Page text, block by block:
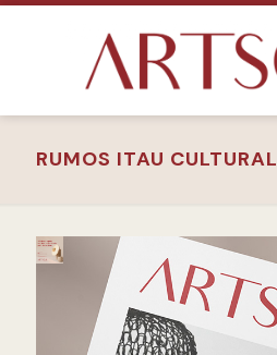
RUMOS ITAU CULTURAL